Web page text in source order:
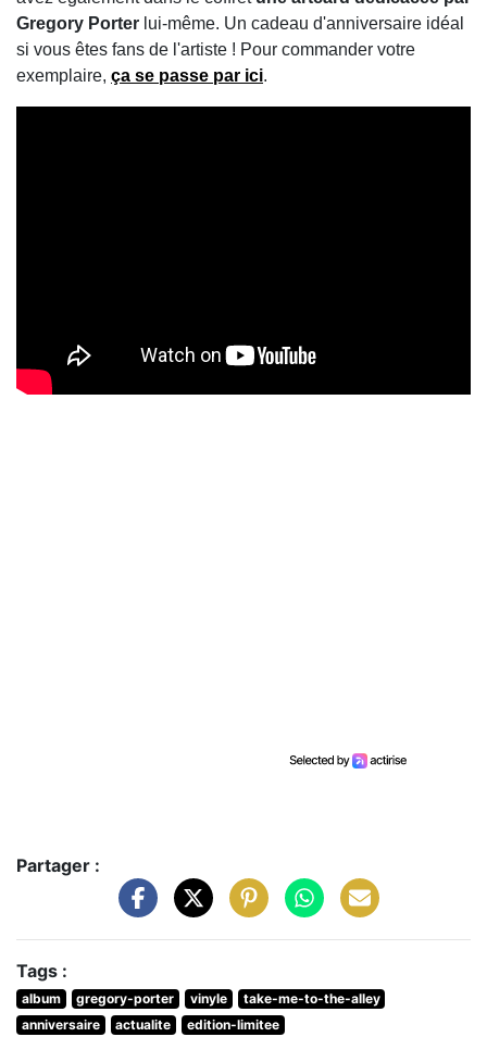
Gregory Porter lui-même. Un cadeau d'anniversaire idéal
si vous êtes fans de l'artiste ! Pour commander votre
exemplaire, ça se passe par ici.
Partager :
Tags :
album gregory-porter vinyle
take-me-to-the-alley
anniversaire
actualite edition-limitee